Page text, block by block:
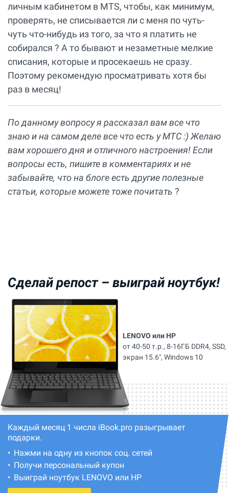
личным кабинетом в MTS, чтобы, как минимум,
проверять, не списывается ли с меня по чуть-
чуть что-нибудь из того, за что я платить не
собирался ? А то бывают и незаметные мелкие
списания, которые и просекаешь не сразу.
Поэтому рекомендую просматривать хотя бы
раз в месяц!
По данному вопросу я рассказал вам все что
знаю и на самом деле все что есть у МТС :) Желаю
вам хорошего дня и отличного настроения! Если
вопросы есть, пишите в комментариях и не
забывайте, что на блоге есть другие полезные
статьи, которые можете тоже почитать ?
Сделай репост – выиграй ноутбук!
Каждый месяц 1 числа iBook.pro разыгрывает
подарки.
Нажми на одну из кнопок соц. сетей
Получи персональный купон
Выиграй ноутбук LENOVO или HP
LENOVO или HP
от 40-50 т.р., 8-16ГБ DDR4, SSD,
экран 15.6", Windows 10